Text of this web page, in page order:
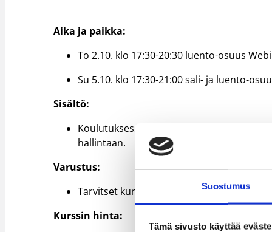
Suostumus
Tämä sivusto käyttää
Aika ja paikka:
To 2.10. klo 17:30-20:30 luento-osuus
Su 5.10. klo 17:30-21:00 sali- ja luento-
Sisältö:
Koulutuksessa syvennytään
hallintaan.
Varustus:
Tarvitset kurssille muistiinpanovälineet,
Kurssin hinta: